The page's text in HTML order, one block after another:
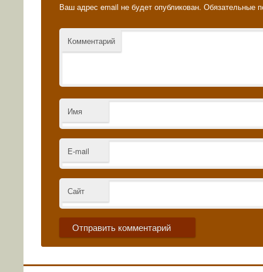
Ваш адрес email не будет опубликован. Обязательные
Комментарий
Имя
E-mail
Сайт